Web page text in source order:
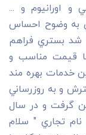
و اورانيوم و ...
به وضوح احساس
شد بستري فراهم
با قيمت مناسب و
خدمات بهره مند
و به روزرساني
گرفت و در سال
نام تجاري " سلام